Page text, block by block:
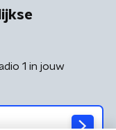
1 in jouw